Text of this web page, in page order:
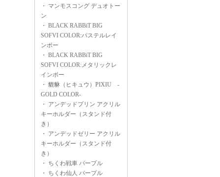
・ マンモスコング デュオトー
ン
・ BLACK RABBiT BIG
SOFVI COLOR:パステルレイ
ンボー
・ BLACK RABBiT BIG
SOFVI COLOR:メタリックレ
インボー
・ 貔貅（ヒキュウ）PIXIU -
GOLD COLOR-
・ アンデッドプリン アクリル
キーホルダー（スタンド付
き）
・ アンデッドゼリー アクリル
キーホルダー（スタンド付
き）
・ ちくわ戦車 パープル
・ ちくわ仙人 パープル